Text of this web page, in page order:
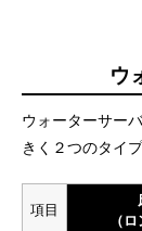
ウ
ウォーターサー
きく２つのタイ
項目
（